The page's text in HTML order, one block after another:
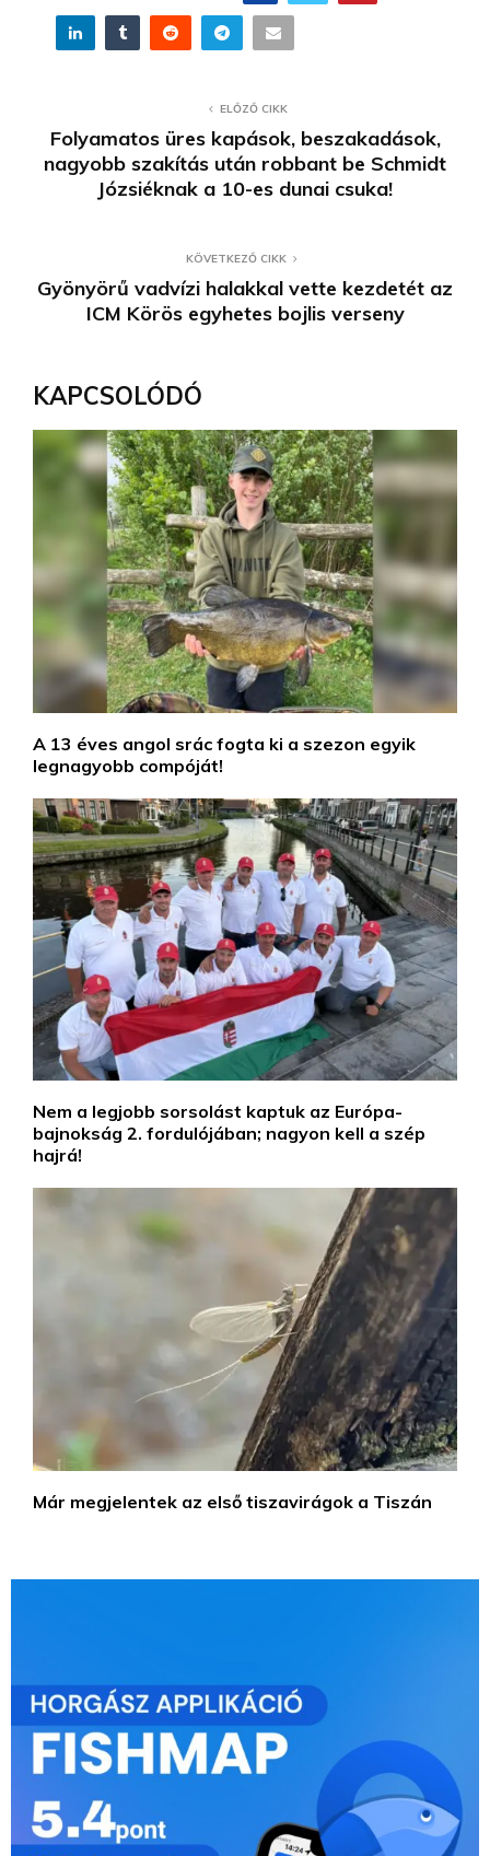
ELŐZŐ CIKK
Folyamatos üres kapások, beszakadások,
nagyobb szakítás után robbant be Schmidt
Józsiéknak a 10-es dunai csuka!
KÖVETKEZŐ CIKK
Gyönyörű vadvízi halakkal vette kezdetét az
ICM Körös egyhetes bojlis verseny
KAPCSOLÓDÓ
A 13 éves angol srác fogta ki a szezon egyik
legnagyobb compóját!
Nem a legjobb sorsolást kaptuk az Európa-
bajnokság 2. fordulójában; nagyon kell a szép
hajrá!
Már megjelentek az első tiszavirágok a Tiszán